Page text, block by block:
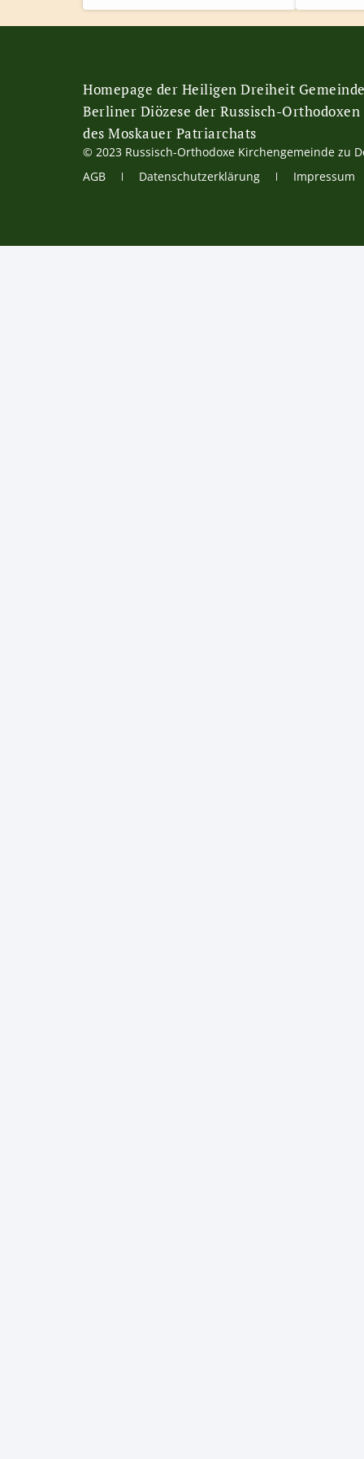
Homepage der Heiligen Dreiheit
Berliner Diözese der Russisch-
des Moskauer Patriarchats
© 2023 Russisch-Orthodoxe Kirchengemeinde zu
AGB
Datenschutzerklärung Impressum